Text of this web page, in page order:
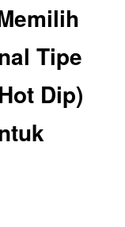
Tipe
Dip)